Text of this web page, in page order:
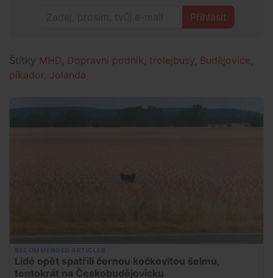
Přihlásit
Štítky MHD, Dopravní podnik, trolejbusy, Budějovice,
pikador, Jolanda